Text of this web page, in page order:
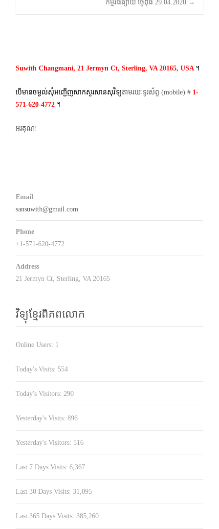
navigation
កម្មវិធីផ្សាយ ថ្ងៃពុធ 29.04.2020 →
Suwith Changmani, 21 Jermyn Ct, Sterling, VA 20165, USA ។​
បើមានចម្ងល់​សុំអញ្ជើញសាកសួរសានសុវិទ្យតាមរយៈទូរស័ព្ទ​ (mobile)​ # 1-
571-620-4772​ ។
អរគុណ!
Email
sansuwith@gmail.com
Phone
+1-571-620-4772
Address
21 Jermyn Ct, Sterling, VA 20165
វិទ្យុខ្មែរពិភពលោក
Online Users: 1
Today's Visits: 554
Today's Visitors: 290
Yesterday's Visits: 896
Yesterday's Visitors: 516
Last 7 Days Visits: 6,367
Last 30 Days Visits: 31,095
Last 365 Days Visits: 385,260